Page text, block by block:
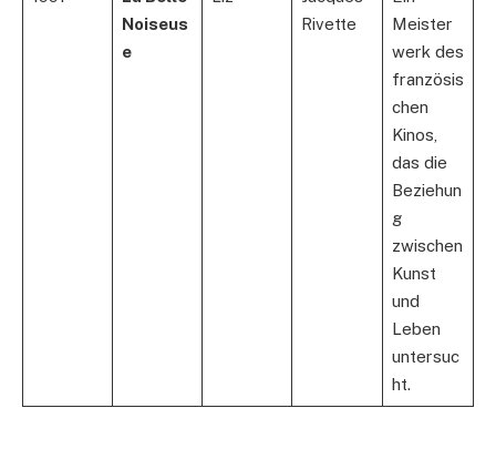
Noiseus
e
Rivette
Meister
werk des
französis
chen
Kinos,
das die
Beziehun
g
zwischen
Kunst
und
Leben
untersuc
ht.